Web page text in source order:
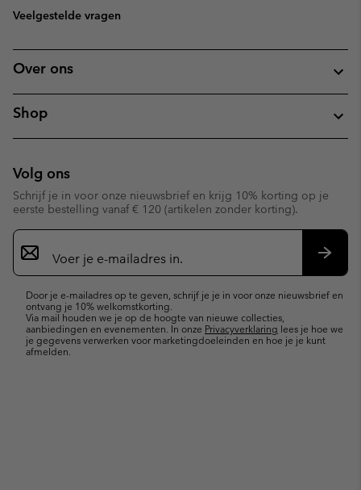
Veelgestelde vragen
Over ons
Shop
Volg ons
Schrijf je in voor onze nieuwsbrief en krijg 10% korting op je
eerste bestelling vanaf € 120 (artikelen zonder korting).
Aanmelden
voor
e-
Door je e-mailadres op te geven, schrijf je je in voor onze nieuwsbrief en
ontvang je 10% welkomstkorting.
Via mail houden we je op de hoogte van nieuwe collecties,
aanbiedingen en evenementen. In onze Privacyverklaring lees je hoe we
je gegevens verwerken voor marketingdoeleinden en hoe je je kunt
afmelden.